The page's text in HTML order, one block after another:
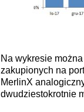
Na wykresie
zakupionych na
MerlinX
dwudziestokrotnie